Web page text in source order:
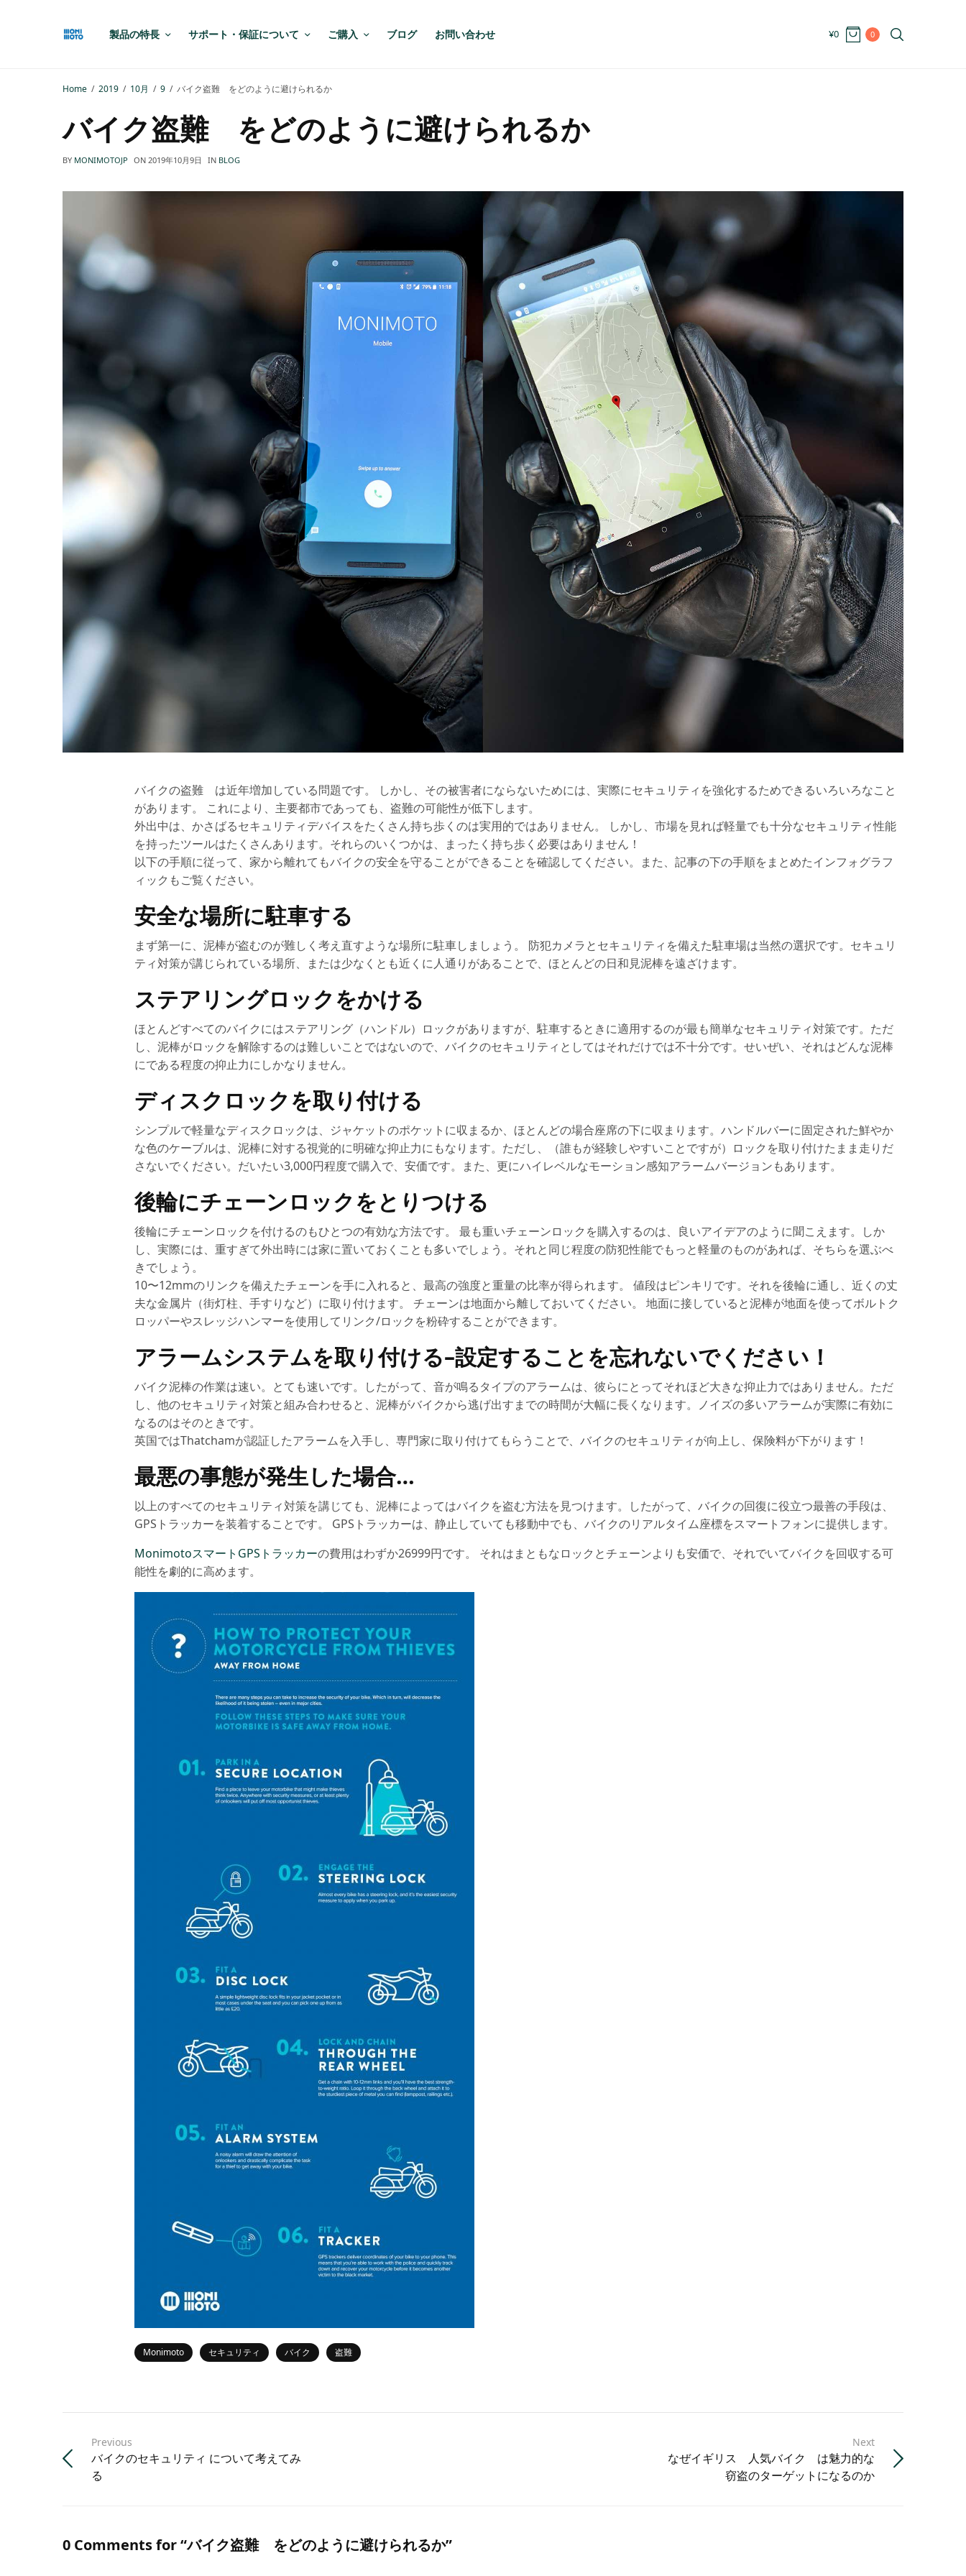
製品の特長 サポート・保証について ご購入 ブログ お問い合わせ ¥0 0
Home 2019 10月 9 バイク盗難 をどのように避けられるか
バイク盗難 をどのように避けられるか
BY MONIMOTOJP ON 2019年10月9日 IN BLOG
バイクの盗難 は近年増加している問題です。 しかし、その被害者にならないためには、実際にセキュリティを強化するためできるいろいろなこと
があります。 これにより、主要都市であっても、盗難の可能性が低下します。
外出中は、かさばるセキュリティデバイスをたくさん持ち歩くのは実用的ではありません。 しかし、市場を見れば軽量でも十分なセキュリティ性能
を持ったツールはたくさんあります。それらのいくつかは、まったく持ち歩く必要はありません！
以下の手順に従って、家から離れてもバイクの安全を守ることができることを確認してください。また、記事の下の手順をまとめたインフォグラフ
ィックもご覧ください。
安全な場所に駐車する
まず第一に、泥棒が盗むのが難しく考え直すような場所に駐車しましょう。 防犯カメラとセキュリティを備えた駐車場は当然の選択です。セキュリ
ティ対策が講じられている場所、または少なくとも近くに人通りがあることで、ほとんどの日和見泥棒を遠ざけます。
ステアリングロックをかける
ほとんどすべてのバイクにはステアリング（ハンドル）ロックがありますが、駐車するときに適用するのが最も簡単なセキュリティ対策です。ただ
し、泥棒がロックを解除するのは難しいことではないので、バイクのセキュリティとしてはそれだけでは不十分です。せいぜい、それはどんな泥棒
にである程度の抑止力にしかなりません。
ディスクロックを取り付ける
シンプルで軽量なディスクロックは、ジャケットのポケットに収まるか、ほとんどの場合座席の下に収まります。ハンドルバーに固定された鮮やか
な色のケーブルは、泥棒に対する視覚的に明確な抑止力にもなります。ただし、（誰もが経験しやすいことですが）ロックを取り付けたまま走りだ
さないでください。だいたい3,000円程度で購入で、安価です。また、更にハイレベルなモーション感知アラームバージョンもあります。
後輪にチェーンロックをとりつける
後輪にチェーンロックを付けるのもひとつの有効な方法です。 最も重いチェーンロックを購入するのは、良いアイデアのように聞こえます。しか
し、実際には、重すぎて外出時には家に置いておくことも多いでしょう。それと同じ程度の防犯性能でもっと軽量のものがあれば、そちらを選ぶべ
きでしょう。
10〜12mmのリンクを備えたチェーンを手に入れると、最高の強度と重量の比率が得られます。 値段はピンキリです。それを後輪に通し、近くの丈
夫な金属片（街灯柱、手すりなど）に取り付けます。 チェーンは地面から離しておいてください。 地面に接していると泥棒が地面を使ってボルトク
ロッパーやスレッジハンマーを使用してリンク/ロックを粉砕することができます。
アラームシステムを取り付ける–設定することを忘れないでください！
バイク泥棒の作業は速い。とても速いです。したがって、音が鳴るタイプのアラームは、彼らにとってそれほど大きな抑止力ではありません。ただ
し、他のセキュリティ対策と組み合わせると、泥棒がバイクから逃げ出すまでの時間が大幅に長くなります。ノイズの多いアラームが実際に有効に
なるのはそのときです。
英国ではThatchamが認証したアラームを入手し、専門家に取り付けてもらうことで、バイクのセキュリティが向上し、保険料が下がります！
最悪の事態が発生した場合…
以上のすべてのセキュリティ対策を講じても、泥棒によってはバイクを盗む方法を見つけます。したがって、バイクの回復に役立つ最善の手段は、
GPSトラッカーを装着することです。 GPSトラッカーは、静止していても移動中でも、バイクのリアルタイム座標をスマートフォンに提供します。
MonimotoスマートGPSトラッカーの費用はわずか26999円です。 それはまともなロックとチェーンよりも安価で、それでいてバイクを回収する可
能性を劇的に高めます。
Monimoto セキュリティ バイク 盗難
Previous
バイクのセキュリティ について考えてみ
る
Next
なぜイギリス 人気バイク は魅力的な
窃盗のターゲットになるのか
0 Comments for “バイク盗難 をどのように避けられるか”